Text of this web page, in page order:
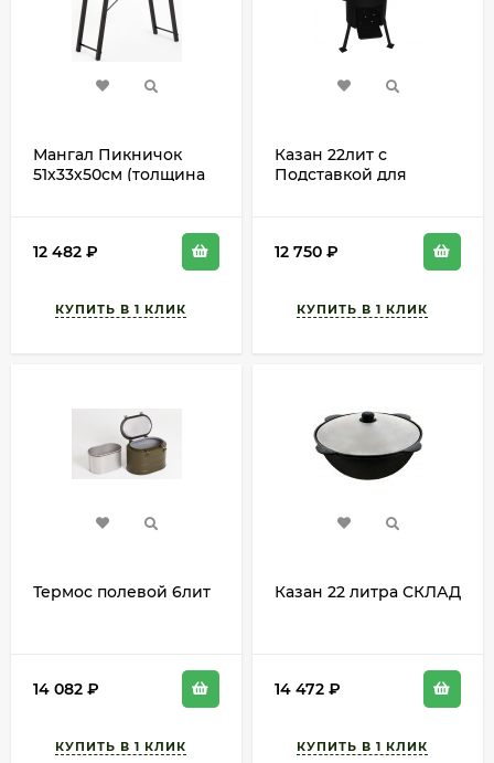
Мангал Пикничок
51х33х50см (толщина
12 482 ₽
Казан 22лит с
Подставкой для
12 750 ₽
Термос полевой 6лит
14 082 ₽
Казан 22 литра СКЛАД
14 472 ₽